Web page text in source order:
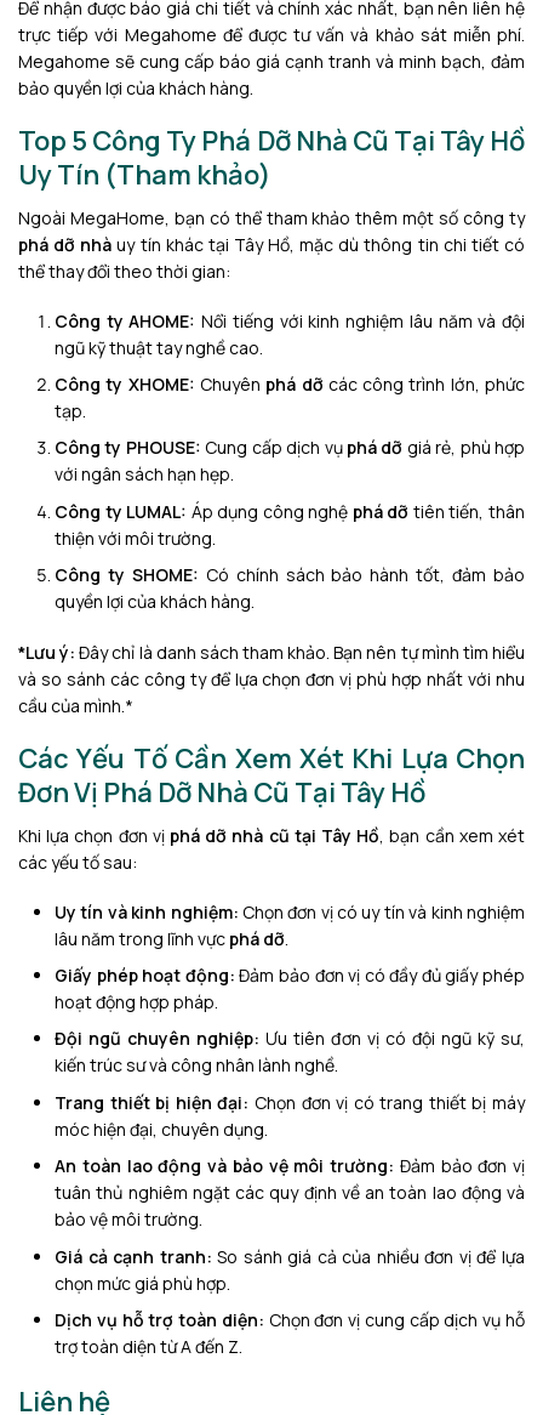
Để nhận được báo giá chi tiết và chính xác nhất, bạn nên liên hệ
trực tiếp với Megahome để được tư vấn và khảo sát miễn phí.
Megahome sẽ cung cấp báo giá cạnh tranh và minh bạch, đảm
bảo quyền lợi của khách hàng.
Top 5 Công Ty Phá Dỡ Nhà Cũ Tại Tây Hồ
Uy Tín (Tham khảo)
Ngoài MegaHome, bạn có thể tham khảo thêm một số công ty
phá dỡ nhà uy tín khác tại Tây Hồ, mặc dù thông tin chi tiết có
thể thay đổi theo thời gian:
Công ty AHOME: Nổi tiếng với kinh nghiệm lâu năm và đội
ngũ kỹ thuật tay nghề cao.
Công ty XHOME: Chuyên phá dỡ các công trình lớn, phức
tạp.
Công ty PHOUSE: Cung cấp dịch vụ phá dỡ giá rẻ, phù hợp
với ngân sách hạn hẹp.
Công ty LUMAL: Áp dụng công nghệ phá dỡ tiên tiến, thân
thiện với môi trường.
Công ty SHOME: Có chính sách bảo hành tốt, đảm bảo
quyền lợi của khách hàng.
*Lưu ý: Đây chỉ là danh sách tham khảo. Bạn nên tự mình tìm hiểu
và so sánh các công ty để lựa chọn đơn vị phù hợp nhất với nhu
cầu của mình.*
Các Yếu Tố Cần Xem Xét Khi Lựa Chọn
Đơn Vị Phá Dỡ Nhà Cũ Tại Tây Hồ
Khi lựa chọn đơn vị phá dỡ nhà cũ tại Tây Hồ, bạn cần xem xét
các yếu tố sau:
Uy tín và kinh nghiệm: Chọn đơn vị có uy tín và kinh nghiệm
lâu năm trong lĩnh vực phá dỡ
Giấy phép hoạt động: Đảm bảo đơn vị có đầy đủ giấy phép
hoạt động hợp pháp.
Đội ngũ chuyên nghiệp: Ưu tiên đơn vị có đội ngũ kỹ sư,
kiến ​​trúc sư và công nhân lành nghề.
Trang thiết bị hiện đại: Chọn đơn vị có trang thiết bị máy
móc hiện đại, chuyên dụng.
An toàn lao động và bảo vệ môi trường: Đảm bảo đơn vị
tuân thủ nghiêm ngặt các quy định về an toàn lao động và
bảo vệ môi trường.
Giá cả cạnh tranh: So sánh giá cả của nhiều đơn vị để lựa
chọn mức giá phù hợp.
Dịch vụ hỗ trợ toàn diện: Chọn đơn vị cung cấp dịch vụ hỗ
trợ toàn diện từ A đến Z.
Liên hệ